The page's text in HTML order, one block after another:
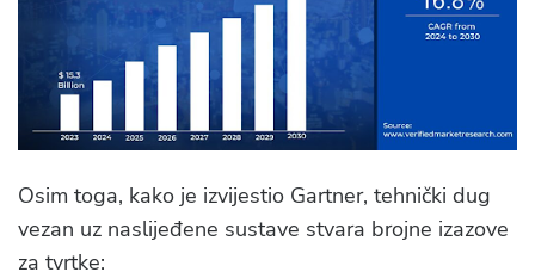
Osim toga, kako je izvijestio Gartner, tehnički dug
vezan uz naslijeđene sustave stvara brojne izazove
za tvrtke: